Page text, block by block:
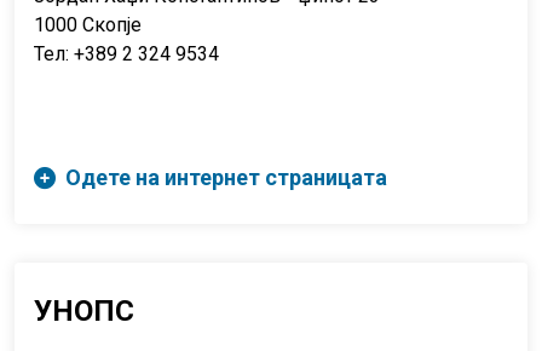
1000 Скопје
Тел: +389 2 324 9534
Одете на интернет страницата
УНОПС